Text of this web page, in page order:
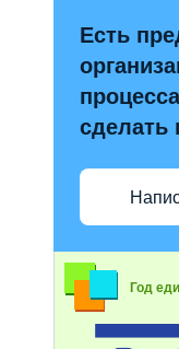
Есть
сделать
Год